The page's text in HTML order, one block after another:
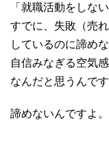
「就職活動をしな
すでに、失敗（売
しているのに諦め
自信みなぎる空気
なんだと思うんです
諦めないんですよ。